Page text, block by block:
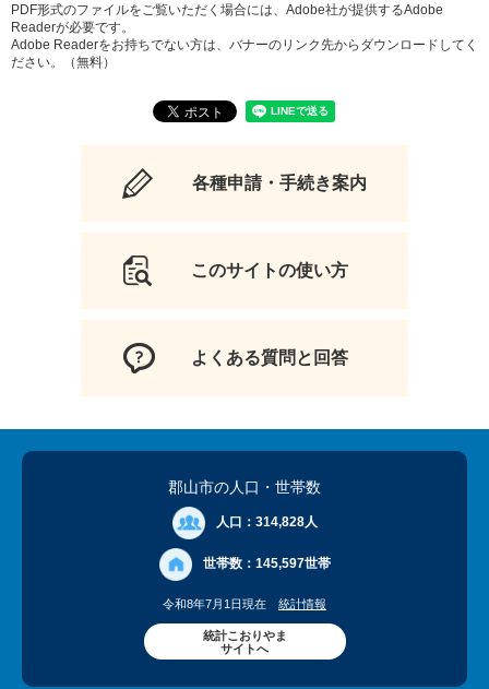
PDF形式のファイルをご覧いただく場合には、Adobe社が提供するAdobe
Readerが必要です。
Adobe Readerをお持ちでない方は、バナーのリンク先からダウンロードしてく
ださい。（無料）
各種申請・手続き案内
このサイトの使い方
よくある質問と回答
郡山市の人口 ・世帯数
人口： 314,828人
世帯数： 145,597世帯
令和8年7月1日現在 統計情報
統計こおりやま
サイトへ